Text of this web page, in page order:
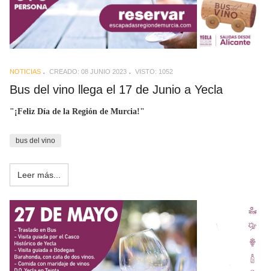
NOTICIAS CREADO: 08 JUNIO 2023 VISTO: 1052
Bus del vino llega el 17 de Junio a Yecla
"¡Feliz Día de la Región de Murcia!"
bus del vino
Leer más...